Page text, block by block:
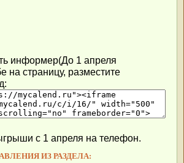
информер(До 1 апреля
на страницу, разместите
с 1 апреля на телефон.
ИЗ РАЗДЕЛА: